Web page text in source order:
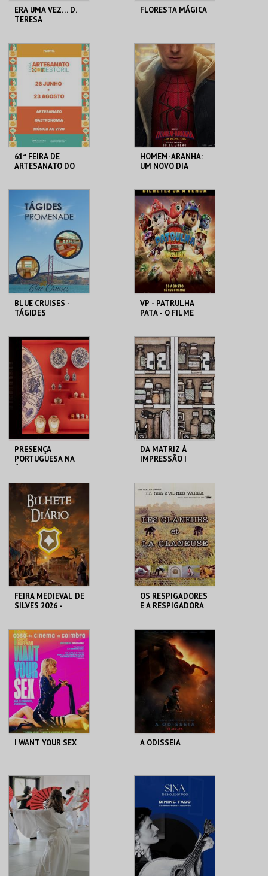
ERA UMA VEZ… D.
TERESA
SANTA MARIA DA
FEIRA
MAIS INFO
COMPRAR
FLORESTA MÁGICA
SANTA MARIA DA
FEIRA
MAIS INFO
COMPRAR
61ª FEIRA DE
ARTESANATO DO
FIARTIL
MAIS INFO
COMPRAR
HOMEM-ARANHA:
UM NOVO DIA
CINEMAS CINEMAX
PENAFIEL
MAIS INFO
COMPRAR
BLUE CRUISES -
TÁGIDES
BLUE CRUISES
MAIS INFO
COMPRAR
VP - PATRULHA
PATA - O FILME
CINEMAS CINEMAX
PENAFIEL
MAIS INFO
COMPRAR
PRESENÇA
PORTUGUESA NA
MUSEU DO ORIENTE.
MAIS INFO
INSCREVER
DA MATRIZ À
IMPRESSÃO |
MUSEU DO ORIENTE.
MAIS INFO
INSCREVER
FEIRA MEDIEVAL DE
SILVES 2026 -
CENTRO HISTÓRICO
SILVES
MAIS INFO
COMPRAR
OS RESPIGADORES
E A RESPIGADORA
CINEMA CHARLOT
MAIS INFO
COMPRAR
I WANT YOUR SEX
CASA DO CINEMA
DE COIMBRA
MAIS INFO
COMPRAR
A ODISSEIA
CINEMAS CINEMAX
PENAFIEL
MAIS INFO
COMPRAR